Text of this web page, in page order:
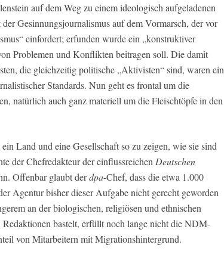
auf dem Weg zu einem ideologisch aufgeladenen
Gesinnungsjournalismus auf dem Vormarsch, der vor
einfordert; erfunden wurde ein „konstruktiver
Problemen und Konflikten beitragen soll. Die damit
die gleichzeitig politische „Aktivisten“ sind, waren ein
Standards. Nun geht es frontal um die
natürlich auch ganz materiell um die Fleischtöpfe in den
Land und eine Gesellschaft so zu zeigen, wie sie sind
der Chefredakteur der einflussreichen Deutschen
Offenbar glaubt derdpa-Chef, dass die etwa 1.000
Agentur bisher dieser Aufgabe nicht gerecht geworden
an der biologischen, religiösen und ethnischen
Redaktionen bastelt, erfüllt noch lange nicht die NDM-
von Mitarbeitern mit Migrationshintergrund.